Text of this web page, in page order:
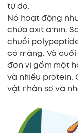
tự do.
Nó hoạt động
chứa axit amin.
chuỗi
có màng. Và
đơn vị gồm một
và nhiều protein.
vật nhân sơ và